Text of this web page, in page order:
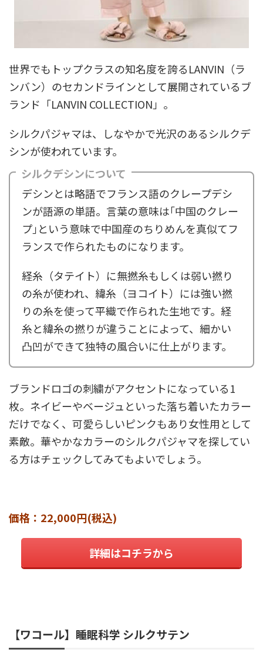
世界でもトップクラスの知名度を誇るLANVIN（ラ
ンバン）のセカンドラインとして展開されているブ
ランド「LANVIN COLLECTION」。
シルクパジャマは、しなやかで光沢のあるシルクデ
シンが使われています。
シルクデシンについて
デシンとは略語でフランス語のクレープデシ
ンが語源の単語。言葉の意味は｢中国のクレー
プ｣という意味で中国産のちりめんを真似てフ
ランスで作られたものになります。
経糸（タテイト）に無撚糸もしくは弱い撚り
の糸が使われ、緯糸（ヨコイト）には強い撚
りの糸を使って平織で作られた生地です。経
糸と緯糸の撚りが違うことによって、細かい
凸凹ができて独特の風合いに仕上がります。
ブランドロゴの刺繍がアクセントになっている1
枚。ネイビーやベージュといった落ち着いたカラー
だけでなく、可愛らしいピンクもあり女性用として
素敵。華やかなカラーのシルクパジャマを探してい
る方はチェックしてみてもよいでしょう。
価格：22,000円(税込)
詳細はコチラから
【ワコール】睡眠科学 シルクサテン